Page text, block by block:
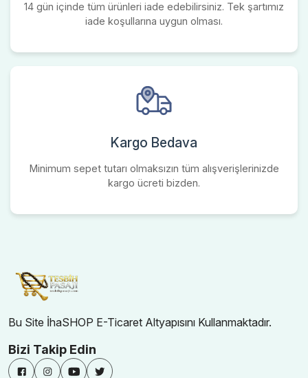
14 gün içinde tüm ürünleri iade edebilirsiniz. Tek şartımız
iade koşullarına uygun olması.
Kargo Bedava
Minimum sepet tutarı olmaksızın tüm alışverişlerinizde
kargo ücreti bizden.
Bu Site İhaSHOP E-Ticaret Altyapısını Kullanmaktadır.
Bizi Takip Edin